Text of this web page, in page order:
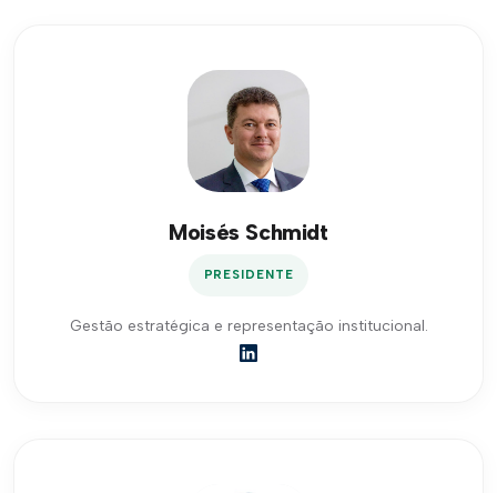
Moisés Schmidt
PRESIDENTE
Gestão estratégica e representação institucional.